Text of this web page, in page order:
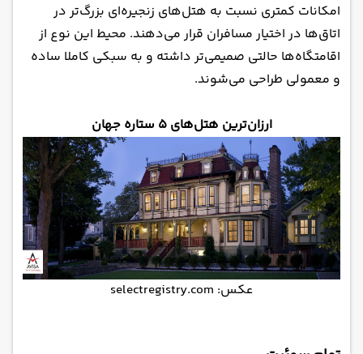
امکانات کمتری نسبت به هتل‌های زنجیره‌ای بزرگ‌تر در
اتاق‌ها در اختیار مسافران قرار می‌دهند. محیط این نوع از
اقامتگاه‌ها حالتی صمیمی‌تر داشته و به سبکی کاملا ساده
و معمولی طراحی می‌شوند.
ارزان‌ترین هتل‌های ۵ ستاره جهان
عکس: selectregistry.com